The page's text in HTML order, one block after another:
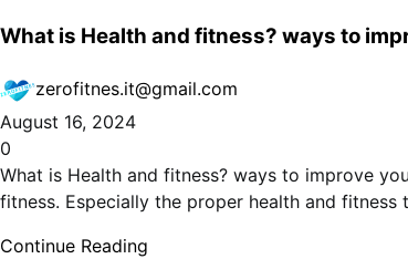
What is Health and fitness? ways to
zerofitnes.it@gmail.com
August 16, 2024
0
What is Health and fitness? ways to improve
fitness. Especially the proper health and
Continue Reading